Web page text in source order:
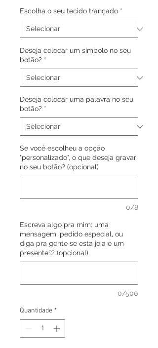
Escolha o seu tecido trançado *
Deseja colocar um símbolo no seu
botão? *
Deseja colocar uma palavra no seu
botão? *
Se você escolheu a opção
"personalizado", o que deseja gravar
no seu botão? (opcional)
0/8
Escreva algo pra mim: uma
mensagem, pedido especial, ou
diga pra gente se esta joia é um
presente♡ (opcional)
0/500
Quantidade *